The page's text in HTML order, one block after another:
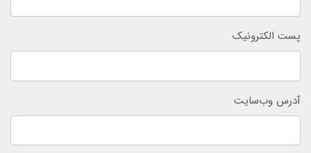
پست الکترونیک
آدرس وب‌سایت